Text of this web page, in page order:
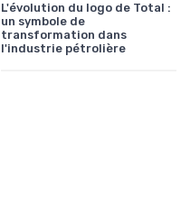
L'évolution du logo de Total :
un symbole de
transformation dans
l'industrie pétrolière